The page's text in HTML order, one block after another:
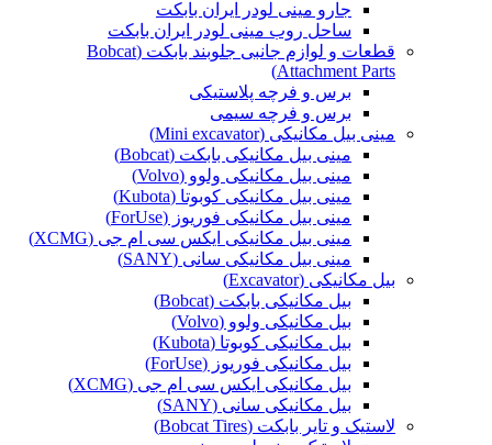
جارو مینی لودر ایران بابکت
ساحل روب مینی لودر ایران بابکت
قطعات و لوازم جانبی جلوبند بابکت (Bobcat
Attachment Parts)
برس و فرچه پلاستیکی
برس و فرچه سیمی
مینی بیل مکانیکی (Mini excavator)
مینی بیل مکانیکی بابکت (Bobcat)
مینی بیل مکانیکی ولوو (Volvo)
مینی بیل مکانیکی کوبوتا (Kubota)
مینی بیل مکانیکی فوریوز (ForUse)
مینی بیل مکانیکی ایکس سی ام جی (XCMG)
مینی بیل مکانیکی سانی (SANY)
بیل مکانیکی (Excavator)
بیل مکانیکی بابکت (Bobcat)
بیل مکانیکی ولوو (Volvo)
بیل مکانیکی کوبوتا (Kubota)
بیل مکانیکی فوریوز (ForUse)
بیل مکانیکی ایکس سی ام جی (XCMG)
بیل مکانیکی سانی (SANY)
لاستیک و تایر بابکت (Bobcat Tires)